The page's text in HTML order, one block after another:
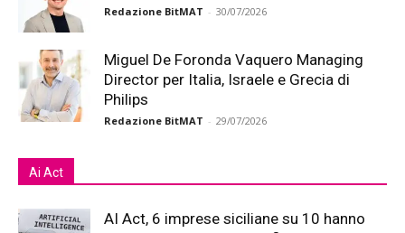
Redazione BitMAT - 30/07/2026
Miguel De Foronda Vaquero Managing
Director per Italia, Israele e Grecia di
Philips
Redazione BitMAT - 29/07/2026
Ai Act
AI Act, 6 imprese siciliane su 10 hanno